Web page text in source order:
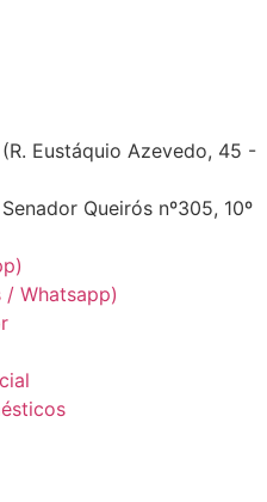
Eustáquio Azevedo, 45 -
Queirós nº305, 10º
Whatsapp)